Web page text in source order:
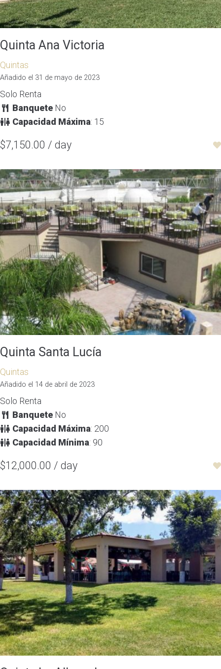
Quinta Ana Victoria
Quintas
Añadido el 31 de mayo de 2023
Solo Renta
BanqueteNo
Capacidad Máxima: 15
$7,150.00 / day
Quinta Santa Lucía
Quintas
Añadido el 14 de abril de 2023
Solo Renta
BanqueteNo
Capacidad Máxima: 200
Capacidad Mínima: 90
$12,000.00 / day